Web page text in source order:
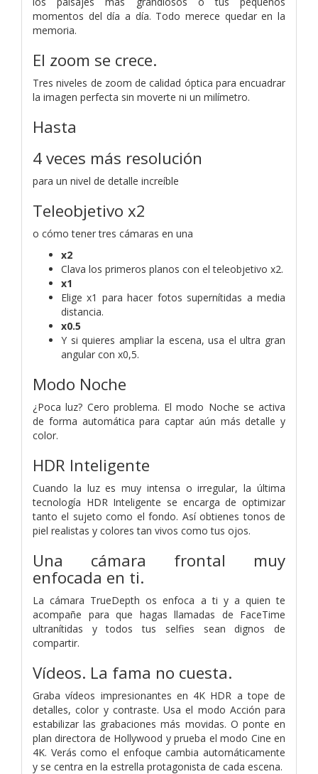
momentos del día a día. Todo merece quedar en la
memoria.
El zoom se crece.
Tres niveles de zoom de calidad óptica para encuadrar
la imagen perfecta sin moverte ni un milímetro.
Hasta
4 veces más resolución
para un nivel de detalle increíble
Teleobjetivo x2
o cómo tener tres cámaras en una
x2
Clava los primeros planos con el teleobjetivo x2.
x1
Elige x1 para hacer fotos supernítidas a media
distancia.
x0.5
Y si quieres ampliar la escena, usa el ultra gran
angular con x0,5.
Modo Noche
¿Poca luz? Cero problema. El modo Noche se activa
de forma automática para captar aún más detalle y
color.
HDR Inteligente
Cuando la luz es muy intensa o irregular, la última
tecnología HDR Inteligente se encarga de optimizar
tanto el sujeto como el fondo. Así obtienes tonos de
piel realistas y colores tan vivos como tus ojos.
Una cámara frontal muy
enfocada en ti.
La cámara TrueDepth os enfoca a ti y a quien te
acompañe para que hagas llamadas de FaceTime
ultranítidas y todos tus selfies sean dignos de
compartir.
Vídeos. La fama no cuesta.
Graba vídeos impresio­nantes en 4K HDR a tope de
detalles, color y contraste. Usa el modo Acción para
estabilizar las grabaciones más movidas. O ponte en
plan directora de Hollywood y prueba el modo Cine en
4K. Verás como el enfoque cambia automáticamente
y se centra en la estrella protagonista de cada escena.